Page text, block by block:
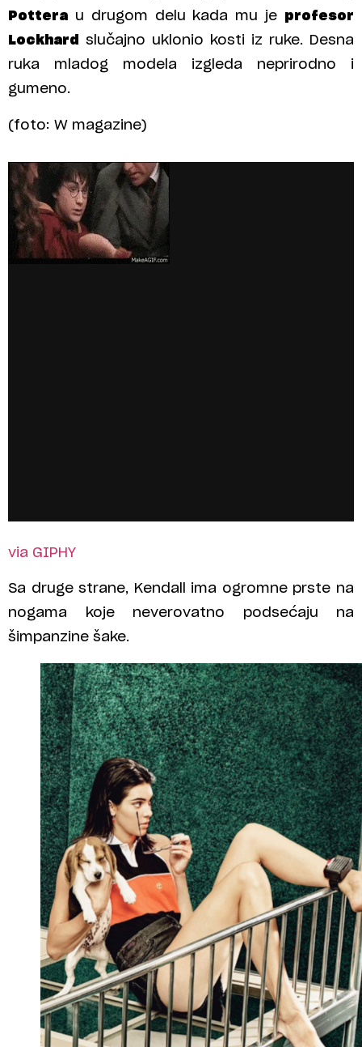
Pottera u drugom delu kada mu je profesor
Lockhard
slučajno uklonio kosti iz ruke. Desna
ruka mladog modela izgleda neprirodno i
gumeno.
(foto: W magazine)
via GIPHY
Sa druge strane, Kendall ima ogromne prste na
nogama koje neverovatno podsećaju na
šimpanzine šake.